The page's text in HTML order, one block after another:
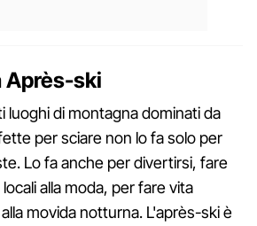
Après-ski
luoghi di montagna dominati da
per sciare non lo fa solo per
Lo fa anche per divertirsi, fare
alla moda, per fare vita
movida notturna. L'après-ski è